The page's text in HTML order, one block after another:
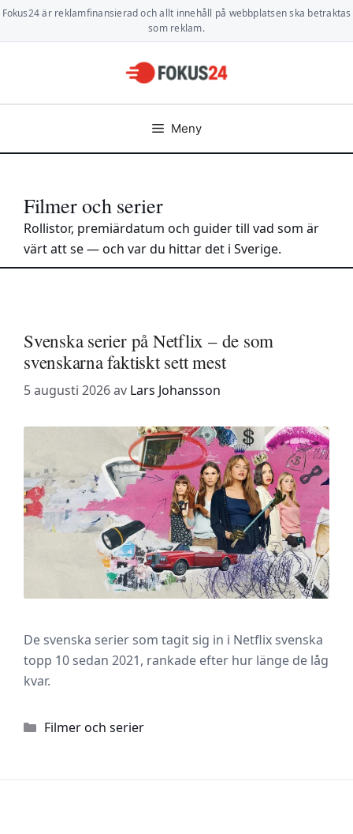
Hoppa
Fokus24 är reklamfinansierad och allt innehåll på webbplatsen ska betraktas
som reklam.
Meny
Filmer och serier
Rollistor, premiärdatum och guider till vad som är
värt att se — och var du hittar det i Sverige.
Svenska serier på Netflix – de som
svenskarna faktiskt sett mest
5 augusti 2026av Lars Johansson
De svenska serier som tagit sig in i Netflix svenska
topp 10 sedan 2021, rankade efter hur länge de låg
kvar.
Kategorier
Filmer och serier